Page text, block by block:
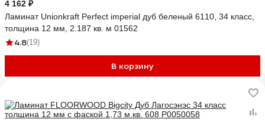
4 162 ₽
Ламинат Unionkraft Perfect imperial дуб беленый 6110, 34 класс,
толщина 12 мм, 2.187 кв. м 01562
4.8(19)
В корзину